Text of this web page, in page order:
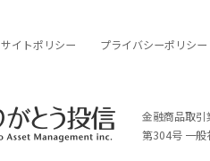
サイトポリシー プライバシーポリシー
金融商品取
第304号 一般